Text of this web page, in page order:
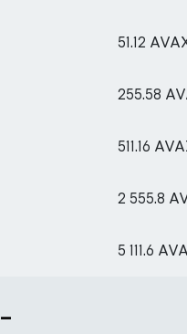
51.12
255.58
511.16
2 555.8
5 111.6